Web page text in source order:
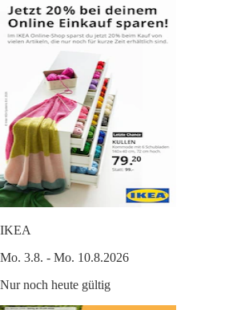
IKEA
Mo. 3.8. - Mo. 10.8.2026
Nur noch heute gültig